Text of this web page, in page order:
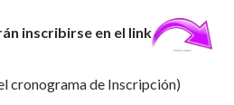
inscribirse en el link
cronograma de Inscripción)